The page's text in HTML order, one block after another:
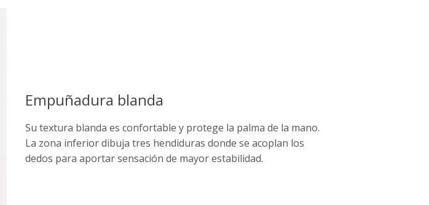
Empuñadura blanda
Su textura blanda es confortable y protege la palma de la mano.
La zona inferior dibuja tres hendiduras donde se acoplan los
dedos para aportar sensación de mayor estabilidad.